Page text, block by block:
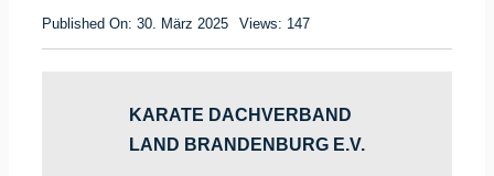
Published On: 30. März 2025 Views: 147
KARATE DACHVERBAND
LAND BRANDENBURG E.V.